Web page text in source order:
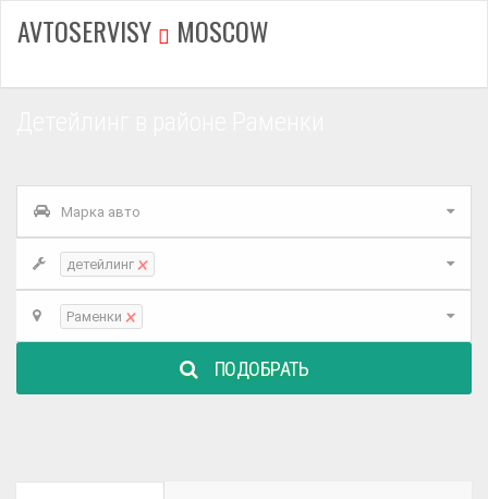
AVTOSERVISY MOSCOW
Марка авто
детейлинг ×
Раменки ×
ПОДОБРАТЬ